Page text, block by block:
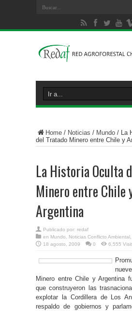
Home / Noticias / Mundo / La
del Tratado Minero entre Chile y
La Historia Oculta
Minero entre Chile
Argentina
Publicado por: redaf
en Mundo Noticias Conflicto Ambiental
18 agosto, 2009
0 6,555
Minero entre Chile y Argentina
que construyeron las
explotar la Cordillera de Los
respaldo de gobiernos y